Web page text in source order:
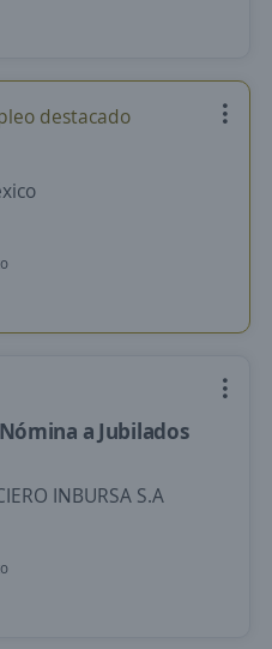
destacado
a Jubilados
INBURSA S.A